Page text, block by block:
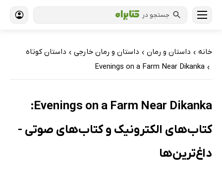
جستجو در
خانه › داستان و رمان › داستان و رمان خارجی › داستان کوتاه
›
Evenings on a Farm Near Dikanka
Evenings on a Farm Near Dikanka:
کتاب‌های الکترونیک و کتاب‌های صوتی -
داغ‌ترین‌ها